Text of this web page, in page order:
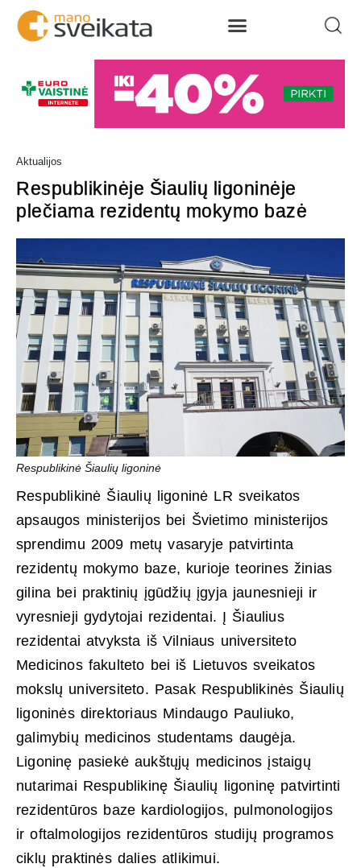
Aktualijos
Respublikinėje Šiaulių ligoninėje
plečiama rezidentų mokymo bazė
Respublikinė Šiaulių ligoninė
Respublikinė Šiaulių ligoninė LR sveikatos
apsaugos ministerijos bei Švietimo ministerijos
sprendimu 2009 metų vasaryje patvirtinta
rezidentų mokymo baze, kurioje teorines žinias
gilina bei praktinių įgūdžių įgyja jaunesnieji ir
vyresnieji gydytojai rezidentai. Į Šiaulius
rezidentai atvyksta iš Vilniaus universiteto
Medicinos fakulteto bei iš Lietuvos sveikatos
mokslų universiteto. Pasak Respublikinės Šiaulių
ligoninės direktoriaus Mindaugo Pauliuko,
galimybių medicinos studentams daugėja.
Ligoninę pasiekė aukštųjų medicinos įstaigų
nutarimai Respublikinę Šiaulių ligoninę patvirtinti
rezidentūros baze kardiologijos, pulmonologijos
ir oftalmologijos rezidentūros studijų programos
ciklų praktinės dalies atlikimui.